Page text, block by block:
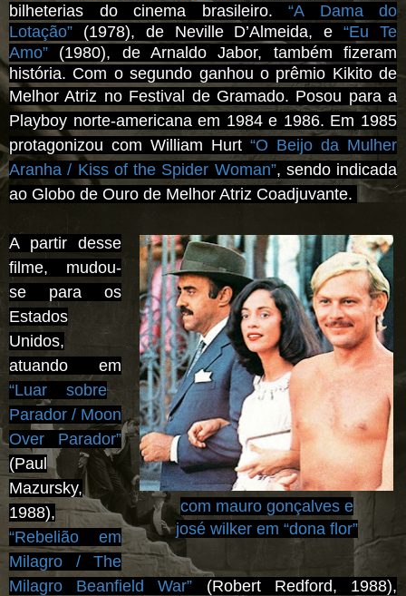
bilheterias do cinema brasileiro. “A Dama do
Lotação” (1978), de Neville D’Almeida, e“Eu Te
Amo” (1980), de Arnaldo Jabor, também fizeram
história. Com o segundo ganhou o prêmio Kikito de
Melhor Atriz no Festival de Gramado. Posou para a
Playboy norte-americana em 1984 e 1986. Em 1985
protagonizou com William Hurt “O Beijo da Mulher
Aranha / Kiss of the Spider Woman”, sendo indicada
ao Globo de Ouro de Melhor Atriz Coadjuvante.
com mauro gonçalves e
josé wilker em “dona flor”
A partir desse
filme, mudou-
se para os
Estados
Unidos,
atuando em
“Luar sobre
Parador / Moon
Over Parador”
(Paul
Mazursky,
1988),
“Rebelião em
Milagro / The
Milagro Beanfield War” (Robert Redford, 1988),